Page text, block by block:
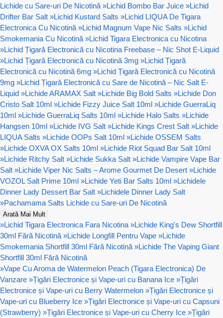
Lichide cu Sare-uri De Nicotină »Lichid Bombo Bar Juice »Lichid
Drifter Bar Salt »Lichid Kustard Salts »Lichid LIQUA De Tigara
Electronica Cu Nicotină »Lichid Magnum Vape Nic Salts »Lichid
Smokemania Cu Nicotină »Lichid Tigara Electronica cu Nicotina
»Lichid Țigară Electronică cu Nicotina Freebase – Nic Shot E-Liquid
»Lichid Țigară Electronică cu Nicotină 3mg »Lichid Țigară
Electronică cu Nicotină 6mg »Lichid Țigară Electronică cu Nicotină
9mg »Lichid Țigară Electronică cu Sare de Nicotină – Nic Salt E-
Liquid »Lichide ARAMAX Salt »Lichide Big Bold Salts »Lichide Don
Cristo Salt 10ml »Lichide Fizzy Juice Salt 10ml »Lichide GuerraLiq
10ml »Lichide GuerraLiq Salts 10ml »Lichide Halo Salts »Lichide
Hangsen 10ml »Lichide IVG Salt »Lichide Kings Crest Salt »Lichide
LIQUA Salts »Lichide OOPs Salt 10ml »Lichide OSSEM Salts
»Lichide OXVA OX Salts 10ml »Lichide Riot Squad Bar Salt 10ml
»Lichide Ritchy Salt »Lichide Sukka Salt »Lichide Vampire Vape Bar
Salt »Lichide Viper Nic Salts – Arome Gourmet De Desert »Lichide
VOZOL Salt Prime 10ml »Lichide Yeti Bar Salts 10ml »Lichidele
Dinner Lady Dessert Bar Salt »Lichidele Dinner Lady Salt
»Pachamama Salts Lichide cu Sare-uri De Nicotină
Arată Mai Mult
»Lichid Tigara Electronica Fara Nicotina »Lichide King's Dew Shortfill
30ml Fără Nicotină »Lichide Longfill Pentru Vape »Lichide
Smokemania Shortfill 30ml Fără Nicotină »Lichide The Vaping Giant
Shortfill 30ml Fără Nicotină
»Vape Cu Aroma de Watermelon Peach (Tigara Electronica) De
Vanzare »Țigări Electronice și Vape-uri cu Banana Ice »Țigări
Electronice și Vape-uri cu Berry Watermelon »Țigări Electronice și
Vape-uri cu Blueberry Ice »Țigări Electronice și Vape-uri cu Capsuni
(Strawberry) »Țigări Electronice și Vape-uri cu Cherry Ice »Țigări